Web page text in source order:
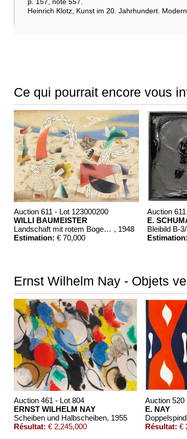
Heinrich Klotz, Kunst im 20. Jahrhundert.
Ce qui pourrait encore vous
Auction 611 - Lot 123000200
WILLI BAUMEISTER
Landschaft mit rotem Bogen (Sommerfest) , 1948
Estimation: € 70,000
Auction
E.
Bleibild B-
Estimation:
Ernst Wilhelm Nay - Objets
Auction 461 - Lot 804
ERNST WILHELM NAY
Scheiben und Halbscheiben, 1955
Résultat: € 2,245,000
Auction 520
E. NAY
Résultat: €